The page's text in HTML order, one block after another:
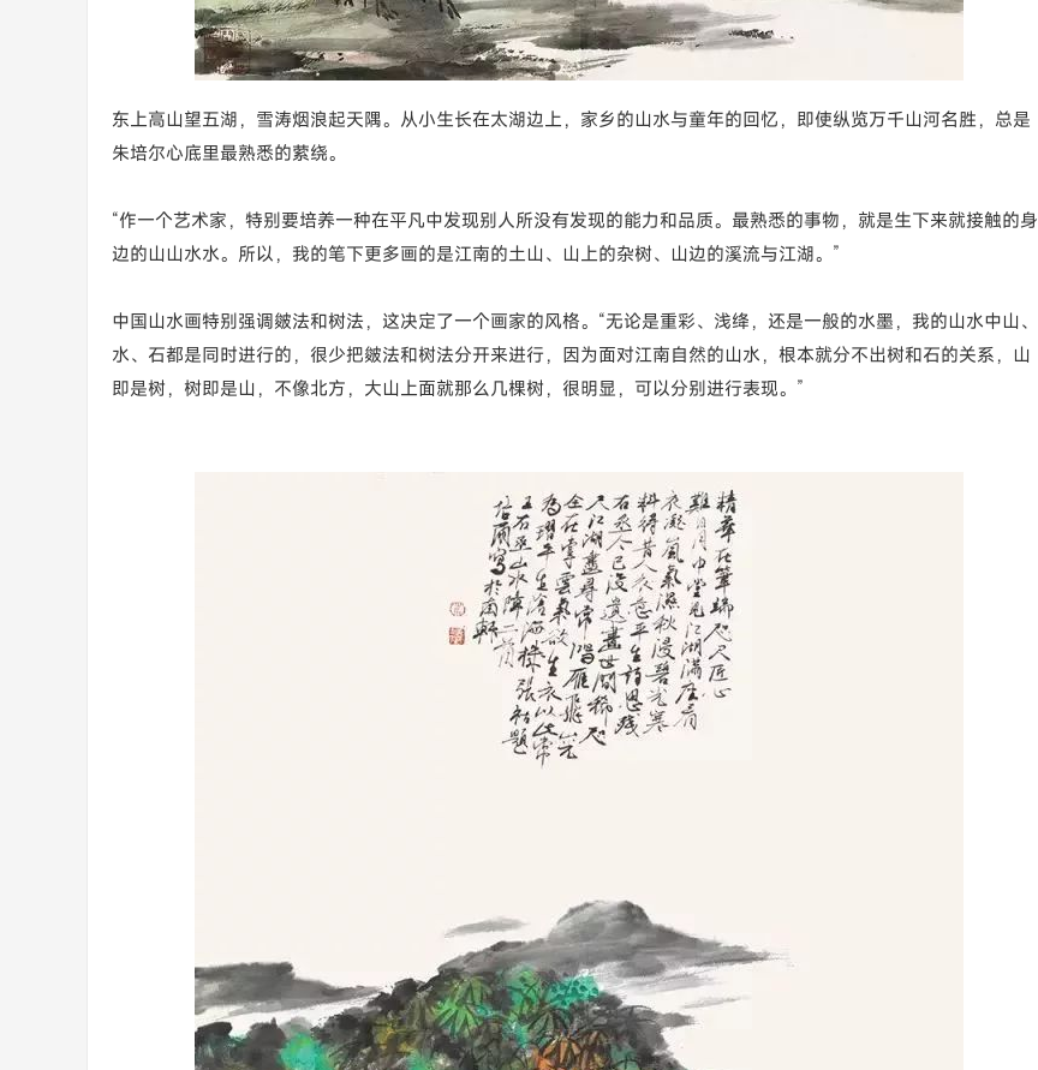
东上高山望五湖，雪涛烟浪起天隅。从小生长在太湖边上，家乡的山水与童年的回忆，即使纵览万千山河名胜，总是
朱培尔心底里最熟悉的萦绕。
“作一个艺术家，特别要培养一种在平凡中发现别人所没有发现的能力和品质。最熟悉的事物，就是生下来就接触的身
边的山山水水。所以，我的笔下更多画的是江南的土山、山上的杂树、山边的溪流与江湖。”
中国山水画特别强调皴法和树法，这决定了一个画家的风格。“无论是重彩、浅绛，还是一般的水墨，我的山水中山、
水、石都是同时进行的，很少把皴法和树法分开来进行，因为面对江南自然的山水，根本就分不出树和石的关系，山
即是树，树即是山，不像北方，大山上面就那么几棵树，很明显，可以分别进行表现。”